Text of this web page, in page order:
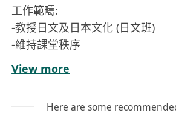
工作範疇:
-教授日文及日本文化 (日文班)
-維持課堂秩序
資歷 :
•有教學經驗優先
•有耐性、細心、熱愛兒童工作、
View more
Here are some